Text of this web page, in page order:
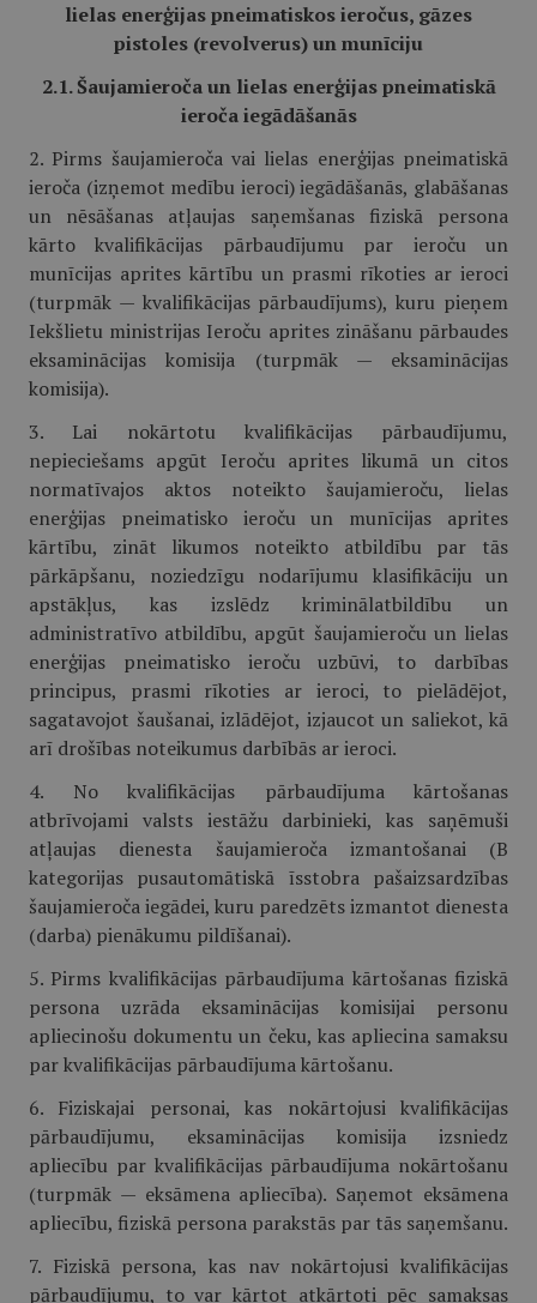
lielas enerģijas pneimatiskos ieročus, gāzes
pistoles (revolverus) un munīciju
2.1. Šaujamieroča un lielas enerģijas pneimatiskā
ieroča iegādāšanās
2. Pirms šaujamieroča vai lielas enerģijas pneimatiskā
ieroča (izņemot medību ieroci) iegādāšanās, glabāšanas
un nēsāšanas atļaujas saņemšanas fiziskā persona
kārto kvalifikācijas pārbaudījumu par ieroču un
munīcijas aprites kārtību un prasmi rīkoties ar ieroci
(turpmāk — kvalifikācijas pārbaudījums), kuru pieņem
Iekšlietu ministrijas Ieroču aprites zināšanu pārbaudes
eksaminācijas komisija (turpmāk — eksaminācijas
komisija).
3. Lai nokārtotu kvalifikācijas pārbaudījumu,
nepieciešams apgūt Ieroču aprites likumā un citos
normatīvajos aktos noteikto šaujamieroču, lielas
enerģijas pneimatisko ieroču un munīcijas aprites
kārtību, zināt likumos noteikto atbildību par tās
pārkāpšanu, noziedzīgu nodarījumu klasifikāciju un
apstākļus, kas izslēdz kriminālatbildību un
administratīvo atbildību, apgūt šaujamieroču un lielas
enerģijas pneimatisko ieroču uzbūvi, to darbības
principus, prasmi rīkoties ar ieroci, to pielādējot,
sagatavojot šaušanai, izlādējot, izjaucot un saliekot, kā
arī drošības noteikumus darbībās ar ieroci.
4. No kvalifikācijas pārbaudījuma kārtošanas
atbrīvojami valsts iestāžu darbinieki, kas saņēmuši
atļaujas dienesta šaujamieroča izmantošanai (B
kategorijas pusautomātiskā īsstobra pašaizsardzības
šaujamieroča iegādei, kuru paredzēts izmantot dienesta
(darba) pienākumu pildīšanai).
5. Pirms kvalifikācijas pārbaudījuma kārtošanas fiziskā
persona uzrāda eksaminācijas komisijai personu
apliecinošu dokumentu un čeku, kas apliecina samaksu
par kvalifikācijas pārbaudījuma kārtošanu.
6. Fiziskajai personai, kas nokārtojusi kvalifikācijas
pārbaudījumu, eksaminācijas komisija izsniedz
apliecību par kvalifikācijas pārbaudījuma nokārtošanu
(turpmāk — eksāmena apliecība). Saņemot eksāmena
apliecību, fiziskā persona parakstās par tās saņemšanu.
7. Fiziskā persona, kas nav nokārtojusi kvalifikācijas
pārbaudījumu, to var kārtot atkārtoti pēc samaksas